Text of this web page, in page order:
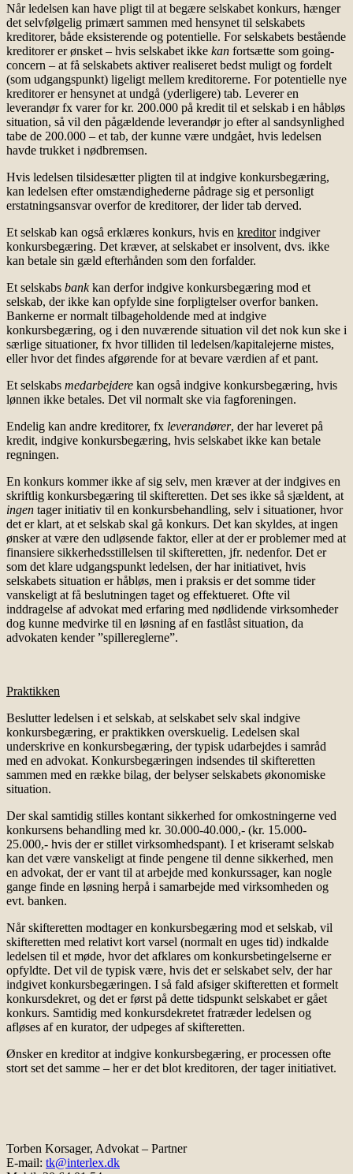
Når ledelsen kan have pligt til at begære selskabet konkurs, hænger
det selvfølgelig primært sammen med hensynet til selskabets
kreditorer, både eksisterende og potentielle. For selskabets bestående
kreditorer er ønsket – hvis selskabet ikke kan fortsætte som going-
concern – at få selskabets aktiver realiseret bedst muligt og fordelt
(som udgangspunkt) ligeligt mellem kreditorerne. For potentielle nye
kreditorer er hensynet at undgå (yderligere) tab. Leverer en
leverandør fx varer for kr. 200.000 på kredit til et selskab i en håbløs
situation, så vil den pågældende leverandør jo efter al sandsynlighed
tabe de 200.000 – et tab, der kunne være undgået, hvis ledelsen
havde trukket i nødbremsen.
Hvis ledelsen tilsidesætter pligten til at indgive konkursbegæring,
kan ledelsen efter omstændighederne pådrage sig et personligt
erstatningsansvar overfor de kreditorer, der lider tab derved.
Et selskab kan også erklæres konkurs, hvis en kreditorindgiver
konkursbegæring. Det kræver, at selskabet er insolvent, dvs. ikke
kan betale sin gæld efterhånden som den forfalder.
Et selskabs bankkan derfor indgive konkursbegæring mod et
selskab, der ikke kan opfylde sine forpligtelser overfor banken.
Bankerne er normalt tilbageholdende med at indgive
konkursbegæring, og i den nuværende situation vil det nok kun ske i
særlige situationer, fx hvor tilliden til ledelsen/kapitalejerne mistes,
eller hvor det findes afgørende for at bevare værdien af et pant.
Et selskabs medarbejdere kan også indgive konkursbegæring, hvis
lønnen ikke betales. Det vil normalt ske via fagforeningen.
Endelig kan andre kreditorer, fx leverandører, der har leveret på
kredit, indgive konkursbegæring, hvis selskabet ikke kan betale
regningen.
En konkurs kommer ikke af sig selv, men kræver at der indgives en
skriftlig konkursbegæring til skifteretten. Det ses ikke så sjældent, at
ingen tager initiativ til en konkursbehandling, selv i situationer, hvor
det er klart, at et selskab skal gå konkurs. Det kan skyldes, at ingen
ønsker at være den udløsende faktor, eller at der er problemer med at
finansiere sikkerhedsstillelsen til skifteretten, jfr. nedenfor. Det er
som det klare udgangspunkt ledelsen, der har initiativet, hvis
selskabets situation er håbløs, men i praksis er det somme tider
vanskeligt at få beslutningen taget og effektueret. Ofte vil
inddragelse af advokat med erfaring med nødlidende virksomheder
dog kunne medvirke til en løsning af en fastlåst situation, da
advokaten kender ”spillereglerne”.
Praktikken
Beslutter ledelsen i et selskab, at selskabet selv skal indgive
konkursbegæring, er praktikken overskuelig. Ledelsen skal
underskrive en konkursbegæring, der typisk udarbejdes i samråd
med en advokat. Konkursbegæringen indsendes til skifteretten
sammen med en række bilag, der belyser selskabets økonomiske
situation.
Der skal samtidig stilles kontant sikkerhed for omkostningerne ved
konkursens behandling med kr. 30.000-40.000,- (kr. 15.000-
25.000,- hvis der er stillet virksomhedspant). I et kriseramt selskab
kan det være vanskeligt at finde pengene til denne sikkerhed, men
en advokat, der er vant til at arbejde med konkurssager, kan nogle
gange finde en løsning herpå i samarbejde med virksomheden og
evt. banken.
Når skifteretten modtager en konkursbegæring mod et selskab, vil
skifteretten med relativt kort varsel (normalt en uges tid) indkalde
ledelsen til et møde, hvor det afklares om konkursbetingelserne er
opfyldte. Det vil de typisk være, hvis det er selskabet selv, der har
indgivet konkursbegæringen. I så fald afsiger skifteretten et formelt
konkursdekret, og det er først på dette tidspunkt selskabet er gået
konkurs. Samtidig med konkursdekretet fratræder ledelsen og
afløses af en kurator, der udpeges af skifteretten.
Ønsker en kreditor at indgive konkursbegæring, er processen ofte
stort set det samme – her er det blot kreditoren, der tager initiativet.
Torben Korsager, Advokat – Partner
E-mail: tk@interlex.dk